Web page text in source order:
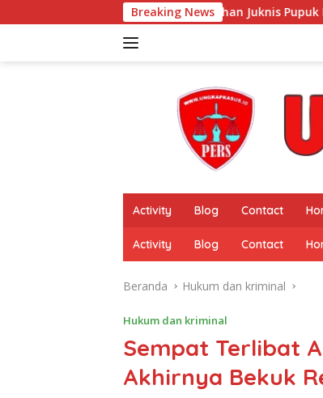
ke
Breaking News
Perubahan Juknis Pupuk Bersubsidi 2026 Digelar
Activity Blog Contact
Activity Blog Contact
Beranda Hukum dan kriminal
Hukum dan kriminal
Sempat Terlibat
Akhirnya Bekuk